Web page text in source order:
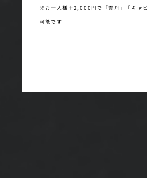
※お一人様＋2,000円で「雲丹」「キャ
可能です